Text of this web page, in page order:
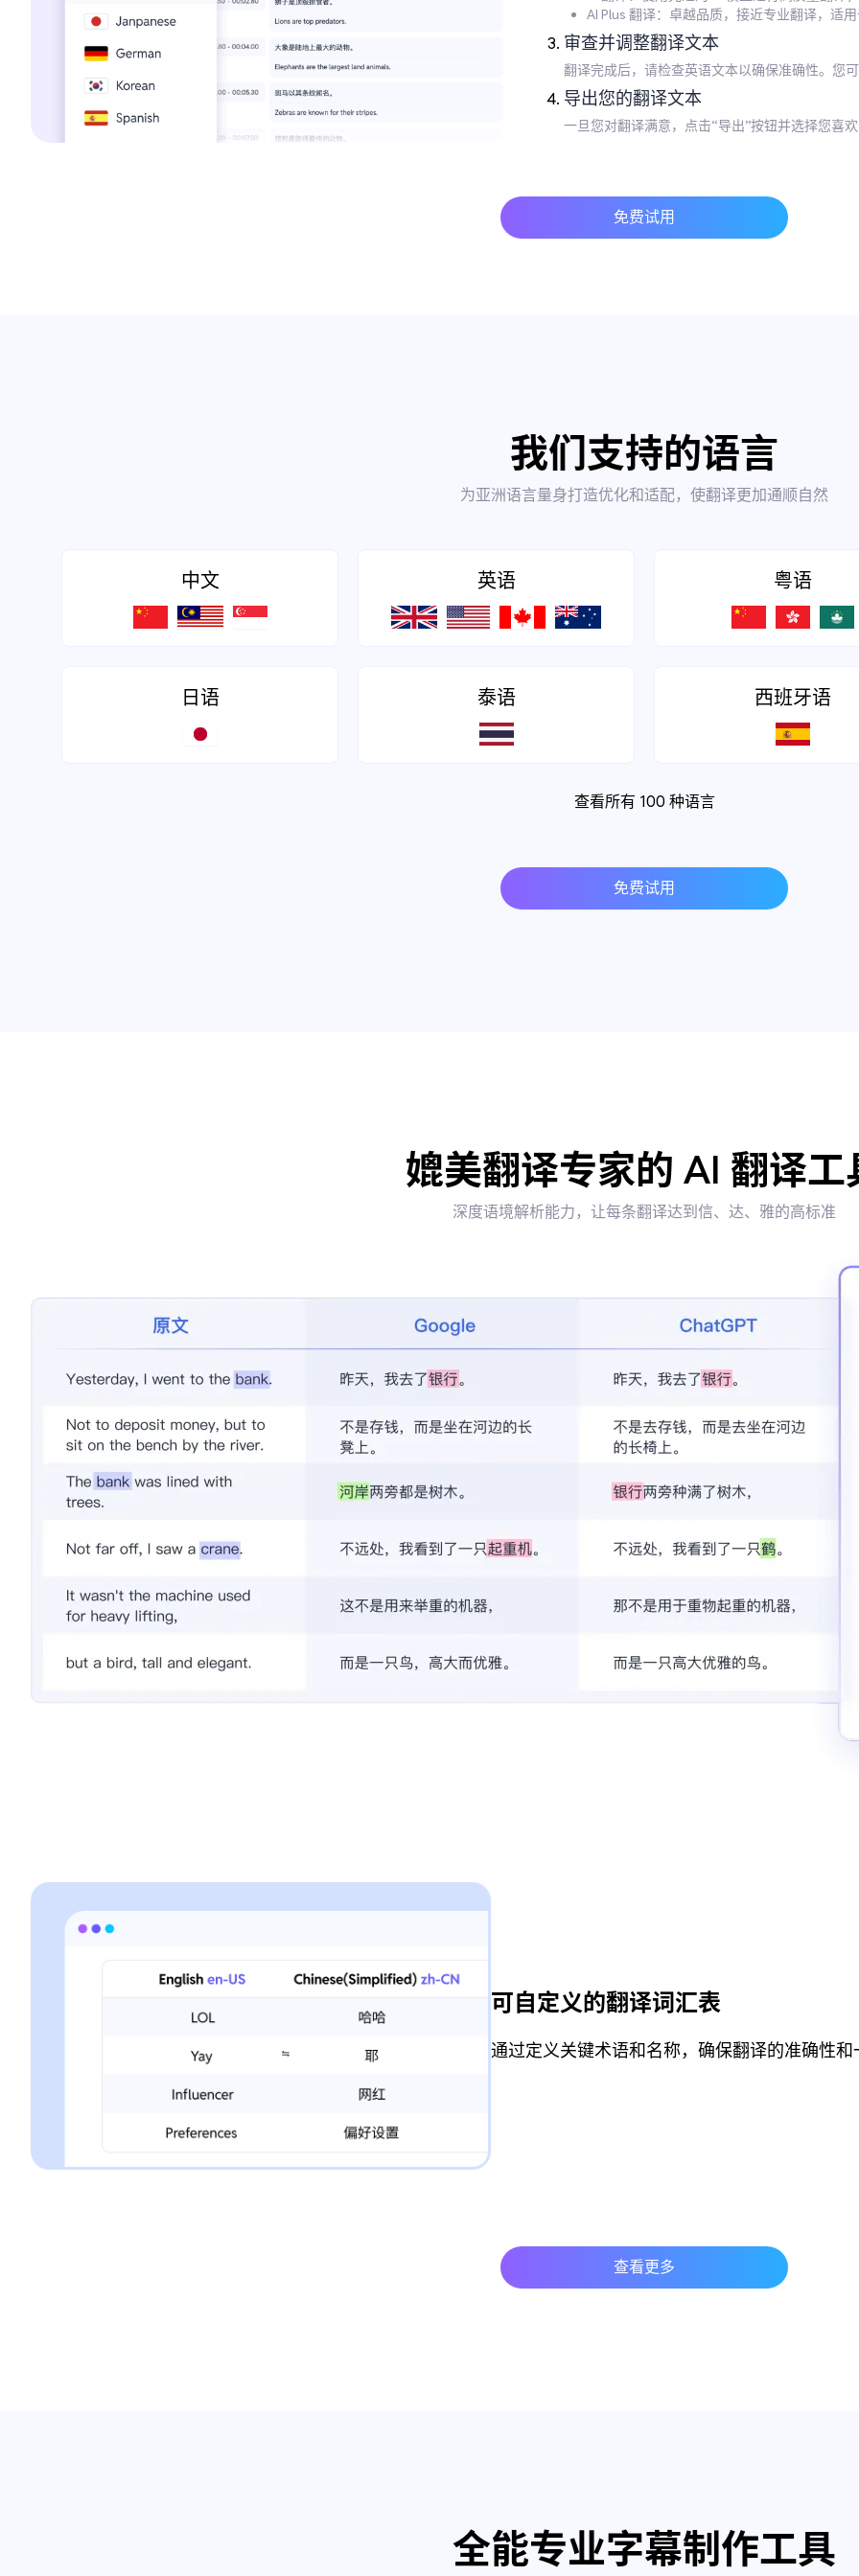
AI Plus 翻译：卓越品质，接近专业翻译，适
审查并调整翻译文本
翻译完成后，请检查英语文本以确保准确性。您
导出您的翻译文本
一旦您对翻译满意，点击“导出”按钮并选择您喜
免费试用
我们支持的语言
为亚洲语言量身打造优化和适配，使翻译更加通顺自然
中文 英语 粤语
日语 泰语 西班牙语
查看所有 100 种语言
免费试用
媲美翻译专家的 AI 翻译工
深度语境解析能力，让每条翻译达到信、达、雅的高标准
可自定义的翻译词汇表
通过定义关键术语和名称，确保翻译的准确性和
查看更多
全能专业字幕制作工具